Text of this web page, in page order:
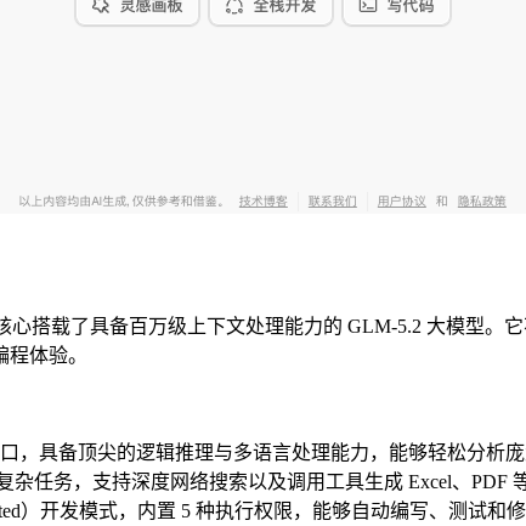
搭载了具备百万级上下文处理能力的 GLM-5.2 大模型。
体验。
，具备顶尖的逻辑推理与多语言处理能力，能够轻松分析庞
任务，支持深度网络搜索以及调用工具生成 Excel、PDF
）开发模式，内置 5 种执行权限，能够自动编写、测试和修